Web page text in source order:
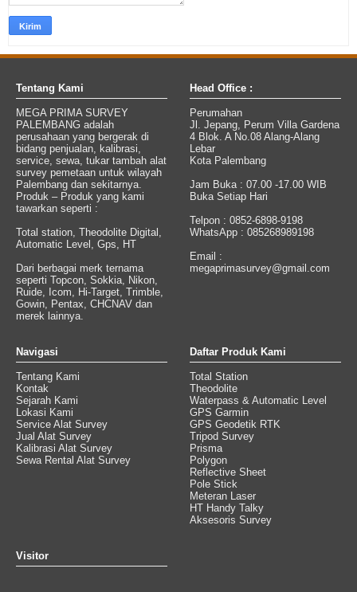
Tentang Kami
MEGA PRIMA SURVEY
PALEMBANG adalah
perusahaan yang bergerak di
bidang penjualan, kalibrasi,
service, sewa, tukar tambah alat
survey pemetaan untuk wilayah
Palembang dan sekitarnya.
Produk – Produk yang kami
tawarkan seperti :
Total station, Theodolite Digital,
Automatic Level, Gps, HT
Dari berbagai merk ternama
seperti Topcon, Sokkia, Nikon,
Ruide, Icom, Hi-Target, Trimble,
Gowin, Pentax, CHCNAV dan
merek lainnya.
Head Office :
Perumahan
Jl. Jepang, Perum Villa Gardena
4 Blok. A No.08 Alang-Alang
Lebar
Kota Palembang
Jam Buka : 07.00 -17.00 WIB
Buka Setiap Hari
Telpon : 0852-6898-9198
WhatsApp : 085268989198
Email :
megaprimasurvey@gmail.com
Navigasi
Tentang Kami
Kontak
Sejarah Kami
Lokasi Kami
Service Alat Survey
Jual Alat Survey
Kalibrasi Alat Survey
Sewa Rental Alat Survey
Daftar Produk Kami
Total Station
Theodolite
Waterpass & Automatic Level
GPS Garmin
GPS Geodetik RTK
Tripod Survey
Prisma
Polygon
Reflective Sheet
Pole Stick
Meteran Laser
HT Handy Talky
Aksesoris Survey
Visitor